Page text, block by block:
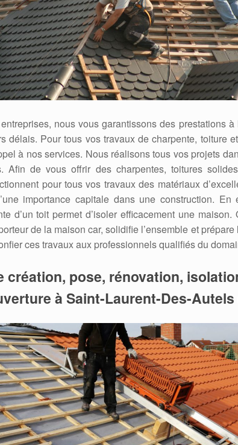
nous vous garantissons des prestations
délais. Pour tous vos travaux de charpente, toiture
à nos services. Nous réalisons tous vos projets
Afin de vous offrir des charpentes, toitures
pour tous vos travaux des matériaux
importance capitale dans une construction.
d’un toit permet d’isoler efficacement une
de la maison car, solidifie l’ensemble et
ces travaux aux professionnels qualifiés du
création, pose, rénovation,
à Saint-Laurent-Des-Autels